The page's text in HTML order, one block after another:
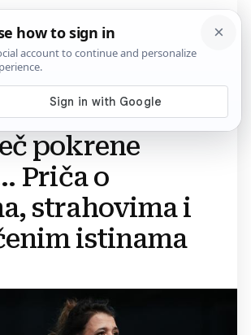
NA PROLJEĆU
pokrene
Priča o
strahovima i
istinama